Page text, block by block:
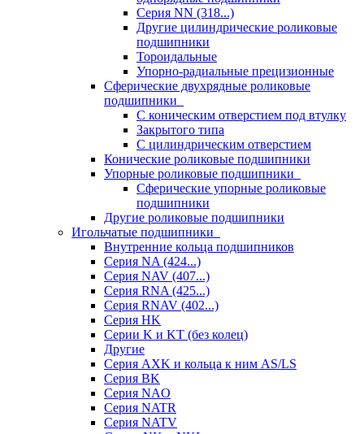
Серия NN (318...)
Другие цилиндрические роликовые
подшипники
Тороидальные
Упорно-радиальные прецизионные
Сферические двухрядные роликовые
подшипники
С коническим отверстием под втулку
Закрытого типа
С цилиндрическим отверстием
Конические роликовые подшипники
Упорные роликовые подшипники
Сферические упорные роликовые
подшипники
Другие роликовые подшипники
Игольчатые подшипники
Внутренние кольца подшипников
Серия NA (424...)
Серия NAV (407...)
Серия RNA (425...)
Серия RNAV (402...)
Серия HK
Серии K и KT (без колец)
Другие
Серия AXK и кольца к ним AS/LS
Серия BK
Серия NAO
Серия NATR
Серия NATV